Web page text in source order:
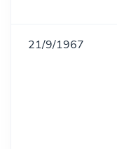
21/9/1967